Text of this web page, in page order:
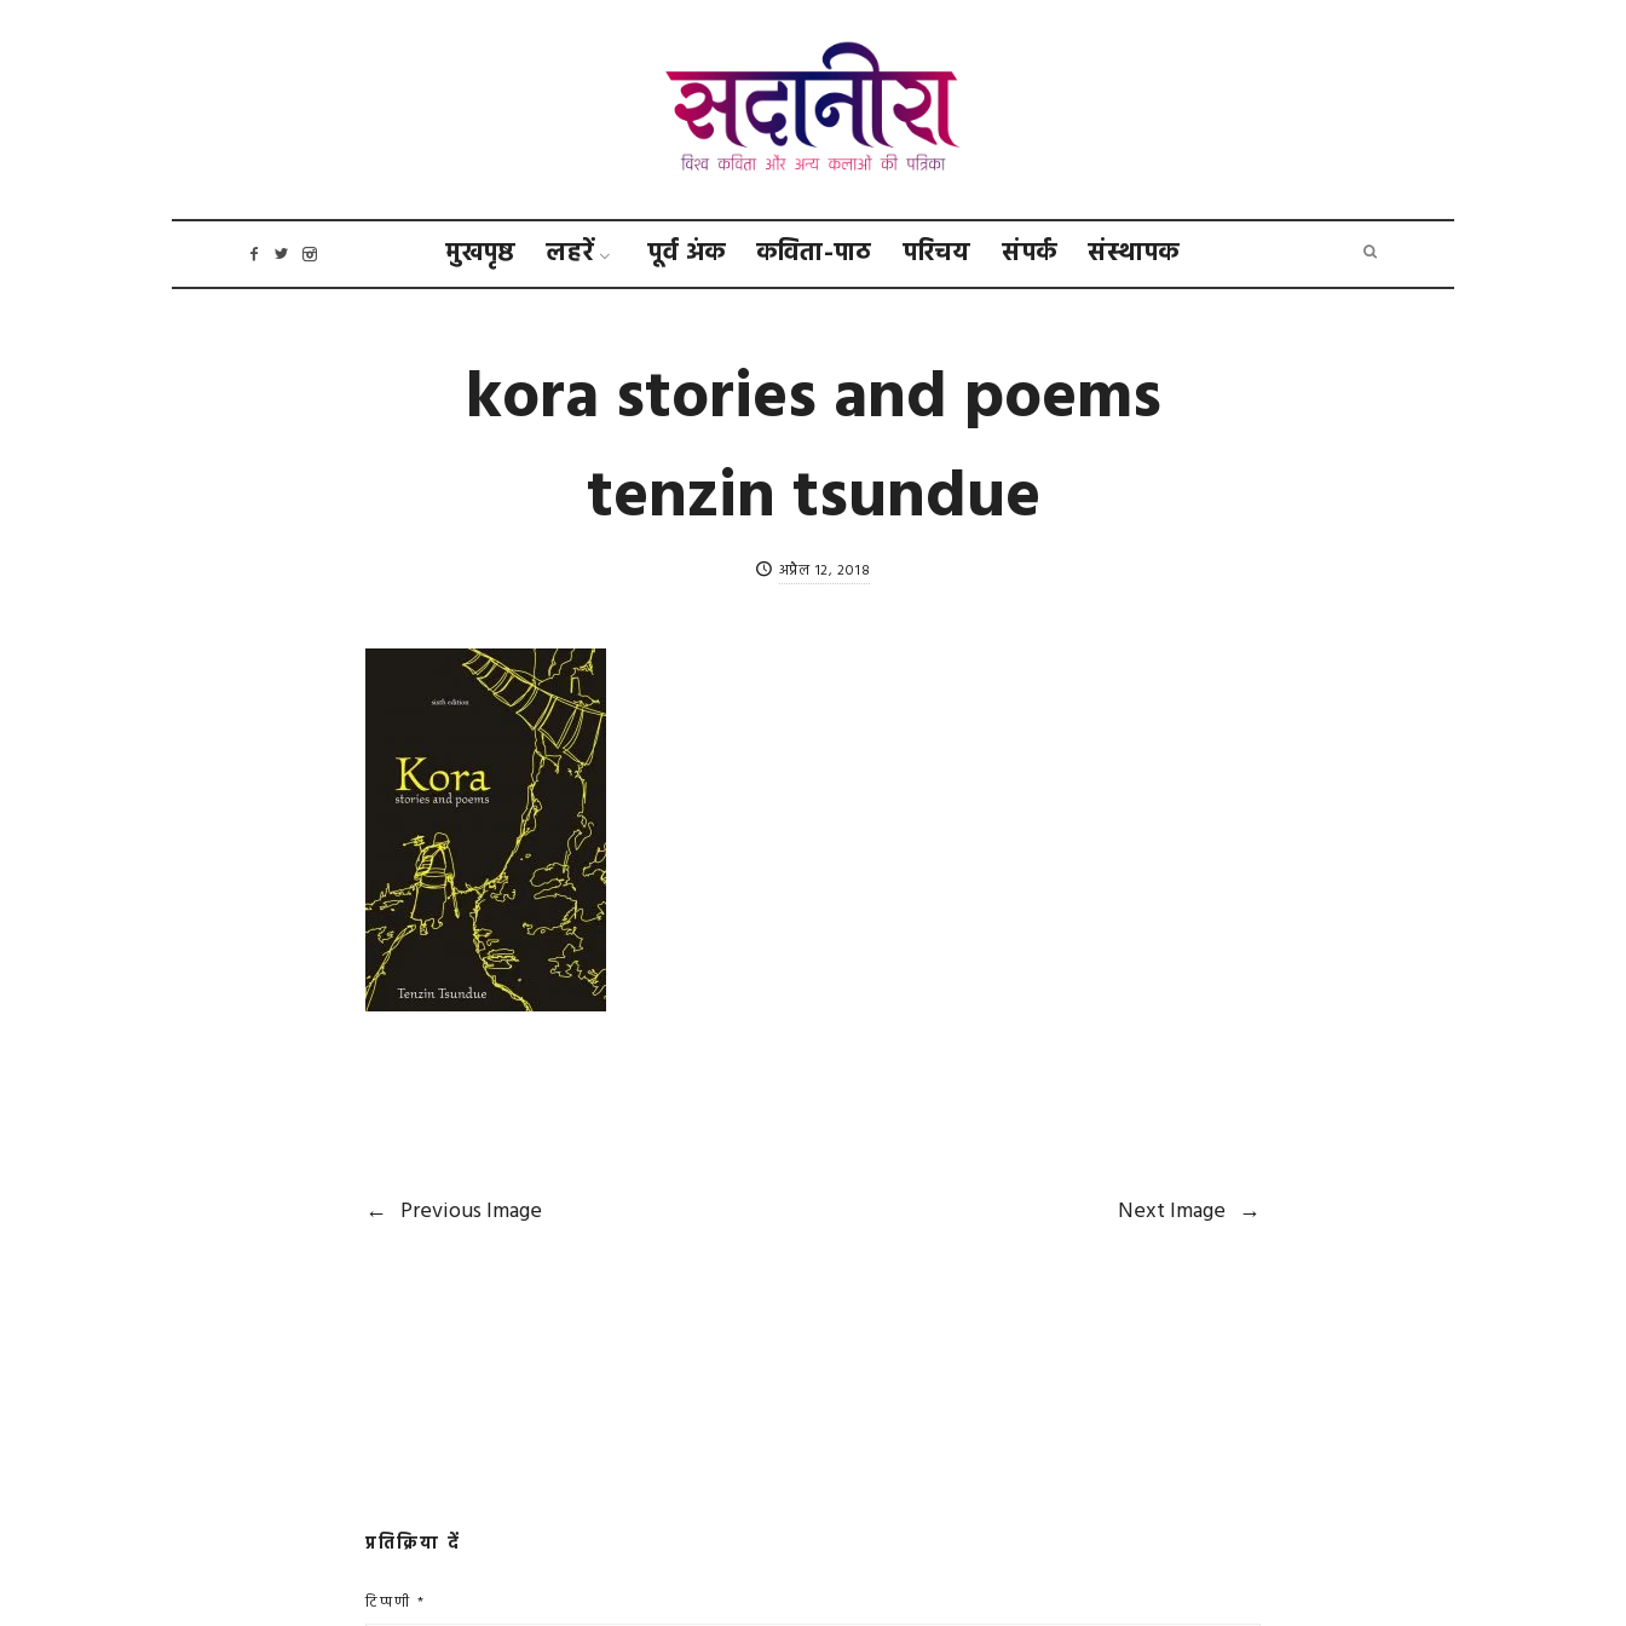
मुखपृष्ठ लहरें पूर्व अंक कविता-पाठ परिचय संपर्क संस्थापक
kora stories and poems
tenzin tsundue
अप्रैल 12, 2018
← Previous Image Next Image →
प्रतिक्रिया दें
टिप्पणी *